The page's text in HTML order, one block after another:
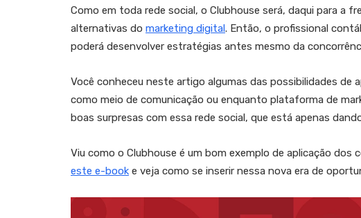
Como em toda rede social, o Clubhouse será, daqui para a
alternativas do marketing digital. Então, o profissional
poderá desenvolver estratégias antes mesmo da
Você conheceu neste artigo algumas das possibilidades de
como meio de comunicação ou enquanto plataforma de
boas surpresas com essa rede social, que está apenas
Viu como o Clubhouse é um bom exemplo de aplicação
este e-book e veja como se inserir nessa nova era de